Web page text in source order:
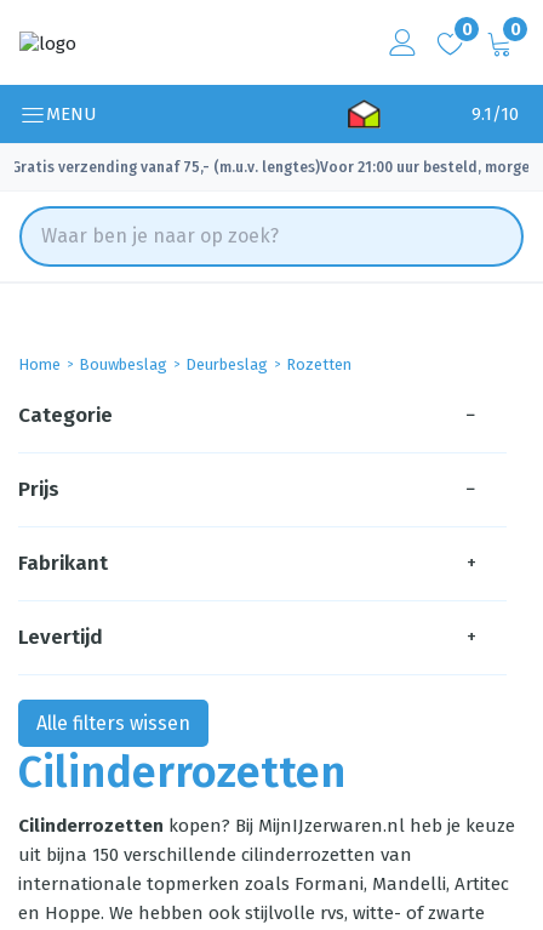
0 0
MENU 9.1/10
Gratis verzending vanaf 75,- (m.u.v. lengtes)
✓ Voor 21:00 uur besteld, morgen
Home Bouwbeslag Deurbeslag Rozetten
Cilinderrozetten
Cilinderrozetten kopen? Bij MijnIJzerwaren.nl heb je keuze
uit bijna 150 verschillende cilinderrozetten van
internationale topmerken zoals Formani, Mandelli, Artitec
en Hoppe. We hebben ook stijlvolle rvs, witte- of zwarte
Categorie −
Prijs −
Fabrikant +
Levertijd +
Alle filters wissen